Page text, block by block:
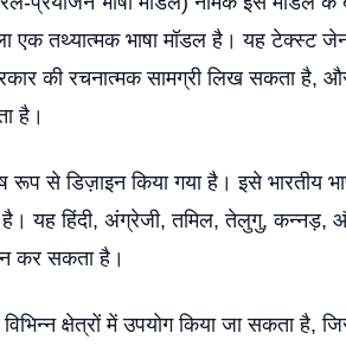
एक तथ्यात्मक भाषा मॉडल है। यह टेक्स्ट
की रचनात्मक सामग्री लिख सकता है,
है।
रूप से डिज़ाइन किया गया है। इसे भारतीय
है। यह हिंदी, अंग्रेजी, तमिल, तेलुगु, कन्नड़,
कर सकता है।
क्षेत्रों में उपयोग किया जा सकता है,